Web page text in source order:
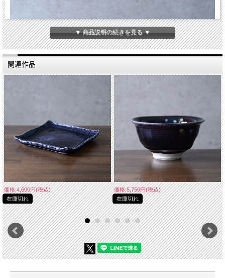
▼ 商品説明の続きを見る ▼
関連作品
価格:4,600円(税込)
在庫切れ
価格:5,750円(税込)
在庫切れ